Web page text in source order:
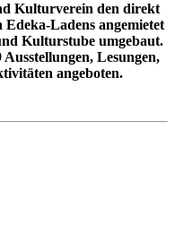
Kulturverein den direkt
Edeka-Ladens angemietet
Kulturstube umgebaut.
Lesungen,
angeboten.